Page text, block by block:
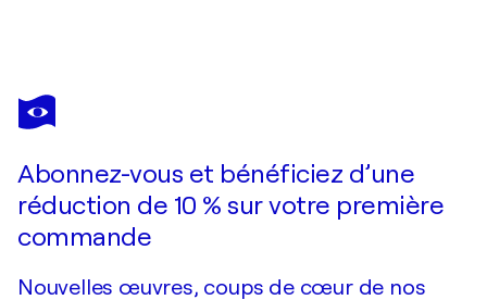
OVIDIU KLOSKA
Abonnez-vous et bénéficiez d’une
réduction de 10 % sur votre première
commande
Nouvelles œuvres, coups de cœur de nos